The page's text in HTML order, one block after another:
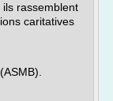
rassemblent
caritatives